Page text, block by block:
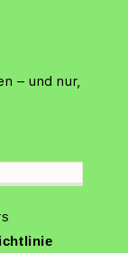
– und nur,